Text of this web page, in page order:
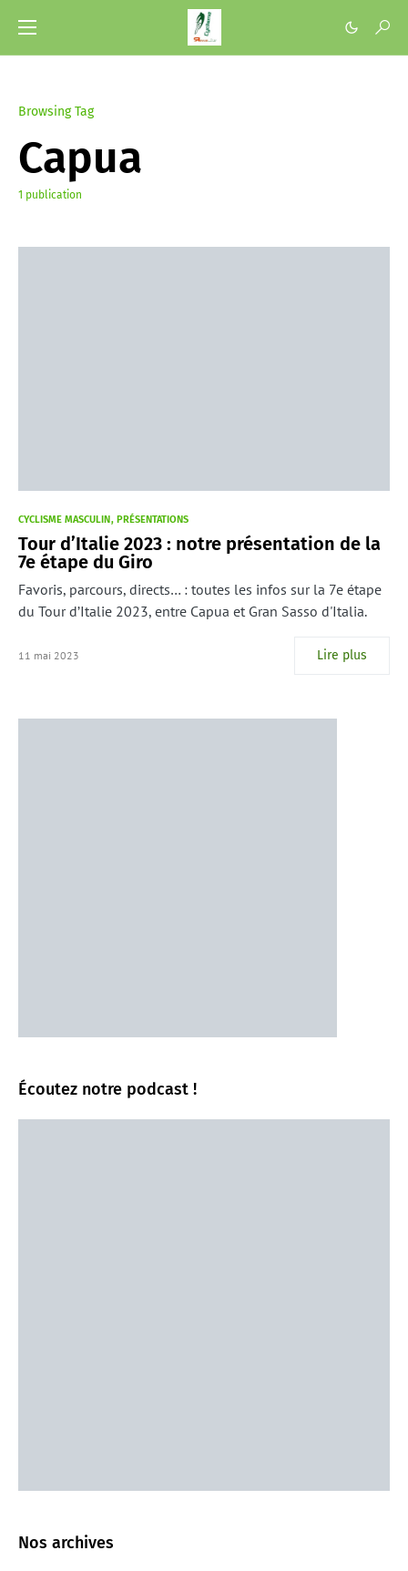
Browsing Tag
Capua
1 publication
CYCLISME MASCULIN PRÉSENTATIONS
Tour d’Italie 2023 : notre présentation de la
7e étape du Giro
Favoris, parcours, directs… : toutes les infos sur la 7e étape
du Tour d’Italie 2023, entre Capua et Gran Sasso d'Italia.
11 mai 2023 Lire plus
Écoutez notre podcast !
Nos archives